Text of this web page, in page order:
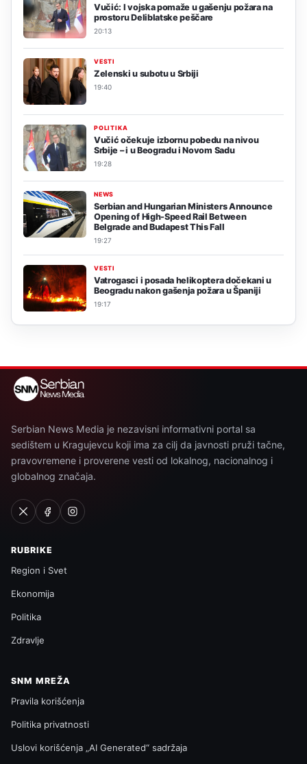
Vučić: I vojska pomaže u gašenju požara na
prostoru Deliblatske peščare
20:13
VESTI
Zelenski u subotu u Srbiji
19:40
POLITIKA
Vučić očekuje izbornu pobedu na nivou
Srbije – i u Beogradu i Novom Sadu
19:28
NEWS
Serbian and Hungarian Ministers Announce
Opening of High-Speed Rail Between
Belgrade and Budapest This Fall
19:27
VESTI
Vatrogasci i posada helikoptera dočekani u
Beogradu nakon gašenja požara u Španiji
19:17
Serbian News Media je nezavisni informativni portal sa
sedištem u Kragujevcu koji ima za cilj da javnosti pruži tačne,
pravovremene i proverene vesti od lokalnog, nacionalnog i
globalnog značaja.
RUBRIKE
Region i Svet
Ekonomija
Politika
Zdravlje
SNM MREŽA
Pravila korišćenja
Politika privatnosti
Uslovi korišćenja „AI Generated“ sadržaja